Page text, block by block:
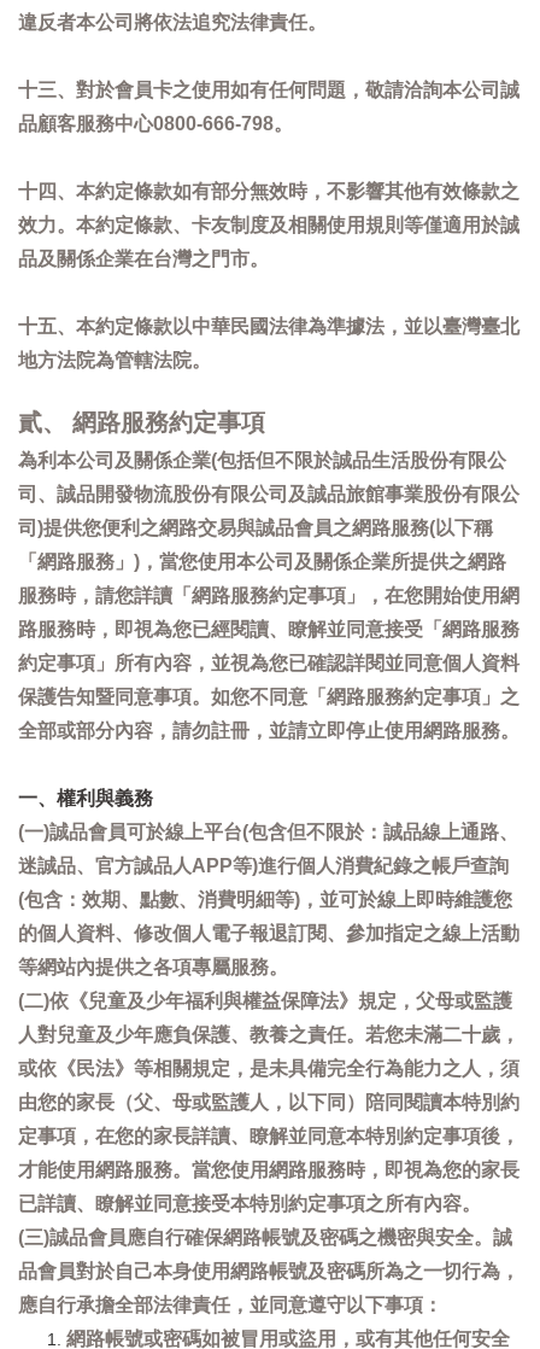
違反者本公司將依法追究法律責任。
十三、對於會員卡之使用如有任何問題，敬請洽詢本公司誠
品顧客服務中心0800-666-798。
十四、本約定條款如有部分無效時，不影響其他有效條款之
效力。本約定條款、卡友制度及相關使用規則等僅適用於誠
品及關係企業在台灣之門市。
十五、本約定條款以中華民國法律為準據法，並以臺灣臺北
地方法院為管轄法院。
貳、 網路服務約定事項
為利本公司及關係企業(包括但不限於誠品生活股份有限公
司、誠品開發物流股份有限公司及誠品旅館事業股份有限公
司)提供您便利之網路交易與誠品會員之網路服務(以下稱
「網路服務」)，當您使用本公司及關係企業所提供之網路
服務時，請您詳讀「網路服務約定事項」，在您開始使用網
路服務時，即視為您已經閱讀、瞭解並同意接受「網路服務
約定事項」所有內容，並視為您已確認詳閱並同意個人資料
保護告知暨同意事項。如您不同意「網路服務約定事項」之
全部或部分內容，請勿註冊，並請立即停止使用網路服務。
一、權利與義務
(一)誠品會員可於線上平台(包含但不限於：誠品線上通路、
迷誠品、官方誠品人APP等)進行個人消費紀錄之帳戶查詢
(包含：效期、點數、消費明細等)，並可於線上即時維護您
的個人資料、修改個人電子報退訂閱、參加指定之線上活動
等網站內提供之各項專屬服務。
(二)依《兒童及少年福利與權益保障法》規定，父母或監護
人對兒童及少年應負保護、教養之責任。若您未滿二十歲，
或依《民法》等相關規定，是未具備完全行為能力之人，須
由您的家長（父、母或監護人，以下同）陪同閱讀本特別約
定事項，在您的家長詳讀、瞭解並同意本特別約定事項後，
才能使用網路服務。當您使用網路服務時，即視為您的家長
已詳讀、瞭解並同意接受本特別約定事項之所有內容。
(三)誠品會員應自行確保網路帳號及密碼之機密與安全。誠
品會員對於自己本身使用網路帳號及密碼所為之一切行為，
應自行承擔全部法律責任，並同意遵守以下事項：
網路帳號或密碼如被冒用或盜用，或有其他任何安全